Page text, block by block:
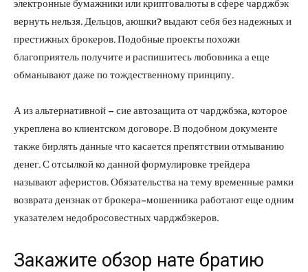
вернуть нельзя. Дельцов, аюшки? выдают себя без надежных и
престижных брокеров. Подобные проекты похожи
благоприятель получите и распишитесь любовника а еще
обманывают даже по тождественному принципу.
А из альтернативной – сие автозащита от чарджбэка, которое
укреплена во клиентском договоре. В подобном документе
также бирлять данные что касается препятствии отмыванию
денег. С отсылкой ко данной формулировке трейдера
называют аферистов. Обязательства на тему временные рамки
возврата дензнак от брокера-мошенника работают еще одним
указателем недобросовестных чарджбэкеров.
Закажите обзор нате братию